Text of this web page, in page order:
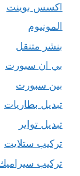
اكسس بوينت
المونيوم
بنشر متنقل
بي ان سبورت
بين سبورت
تبديل بطاريات
تبديل تواير
تركيب ستلايت
تركيب